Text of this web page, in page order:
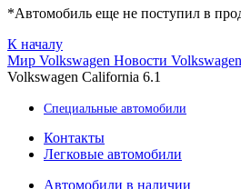
*Автомобиль еще не поступил в
К началу
Мир Volkswagen Новости Volkswagen
Volkswagen California 6.1
Специальные автомобили
Контакты
Легковые автомобили
Автомобили в наличии